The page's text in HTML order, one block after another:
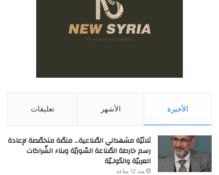
الأخيرة الأشهر تعليقات
ثلاثيّة مشهداني الصّناعية… منصّة متخصّصة لإعادة
رسم خارطة الصّناعة السّوريّة وبناء الشّراكات
العربيّة والدّولـيّة
منذ 12 ساعة